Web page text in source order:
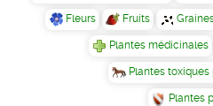
Fleurs Fruits
Plantes médicinales
Plantes
Plantes